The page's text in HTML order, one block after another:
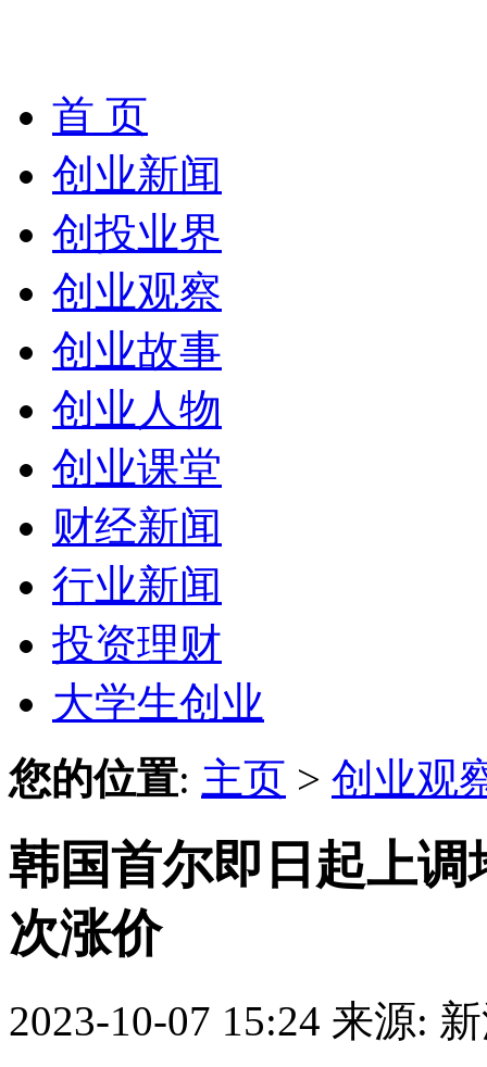
首 页
创业新闻
创投业界
创业观察
创业故事
创业人物
创业课堂
财经新闻
行业新闻
投资理财
大学生创业
您的位置: 主页 > 创业观
韩国首尔即日起上
次涨价
2023-10-07 15:24 来源: